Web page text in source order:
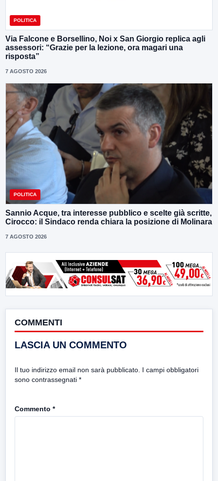
POLITICA
Via Falcone e Borsellino, Noi x San Giorgio replica agli
assessori: “Grazie per la lezione, ora magari una
risposta”
7 AGOSTO 2026
POLITICA
Sannio Acque, tra interesse pubblico e scelte già scritte,
Cirocco: il Sindaco renda chiara la posizione di Molinara
7 AGOSTO 2026
COMMENTI
LASCIA UN COMMENTO
Il tuo indirizzo email non sarà pubblicato. I campi obbligatori
sono contrassegnati *
Commento *